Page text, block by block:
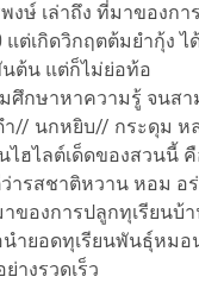
งษ์ เล่าถึง ที่มาของก
แต่เกิดวิกฤตต้มยำกุ้ง
ต้น แต่ก็ไม่ย่อท้อ
ศึกษาหาความรู้ จนส
// นกหยิบ// กระดุม ห
ไฮไลต์เด็ดของสวนนี้
ารสชาติหวาน หอม อ
ของการปลูกทุเรียนบ้
นำยอดทุเรียนพันธุ์หม
ย่างรวดเร็ว